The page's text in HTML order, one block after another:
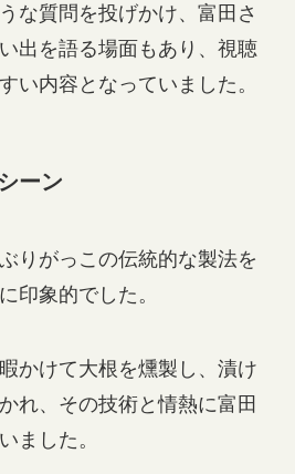
な質問を投げかけ、富田さ
出を語る場面もあり、視聴
い内容となっていました。
ーン
りがっこの伝統的な製法を
印象的でした。
かけて大根を燻製し、漬け
れ、その技術と情熱に富田
ました。